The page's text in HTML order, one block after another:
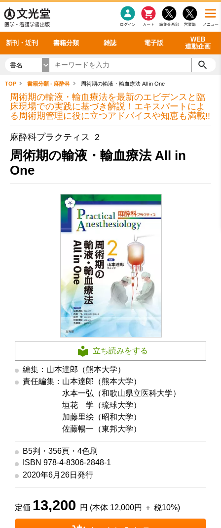
メニュー
営業部
編集企画部
カート
ログイン
新刊・近刊 書籍分類 雑誌 電子版
WEB
連動企画
感染症 老年医学
看護・介護
呼吸器
循環器
シリーズ一覧
雑誌投稿規定
理学療法
雑誌案内・年間購読 最新号 バックナンバー
電子書籍
電子雑誌
書籍「データに基づく臨床動作分析」WEB動画
書籍「眼手術学」WEB動画
書籍「神経症候学 II 改訂第二版」 WEB動画
新刊一覧
今後の発行予定
書名
TOP 書籍分類 - 麻酔科 周術期の輸液・輸血療法 All in One
周術期の輸液・輸血療法を最新のエビデンスと臨
床現場での実践に基づき解説！エキスパートによ
る周術期管理に役に立つアドバイスや知恵も満載!!
麻酔科プラクティス 2
周術期の輸液・輸血療法 All in
One
立ち読みをする
編集：山本達郎（熊本大学）
責任編集：山本達郎（熊本大学）
水本一弘（和歌山県立医科大学）
垣花 学（琉球大学）
加藤里絵（昭和大学）
佐藤暢一（東邦大学）
B5判・356頁・4色刷
ISBN 978-4-8306-2848-1
2020年6月26日発行
定価 13,200 円 (本体 12,000円 ＋ 税10%)